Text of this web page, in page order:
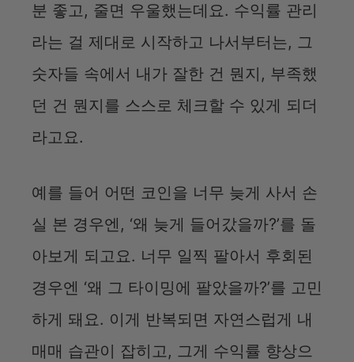
분 좋고, 줄면 우울했는데요. 수익률 관리
라는 걸 제대로 시작하고 나서부터는, 그
숫자들 속에서 내가 잘한 건 뭔지, 부족했
던 건 뭔지를 스스로 체크할 수 있게 되더
라고요.
예를 들어 어떤 코인을 너무 늦게 사서 손
실 본 경우엔, ‘왜 늦게 들어갔을까?’를 돌
아보게 되고요. 너무 일찍 팔아서 후회된
경우엔 ‘왜 그 타이밍에 팔았을까?’를 고민
하게 돼요. 이게 반복되면 자연스럽게 내
매매 습관이 잡히고, 그게 수익률 향상으